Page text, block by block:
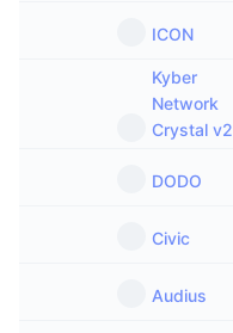
ICON
Kyber
Network
Crystal v2
DODO
Civic
Audius